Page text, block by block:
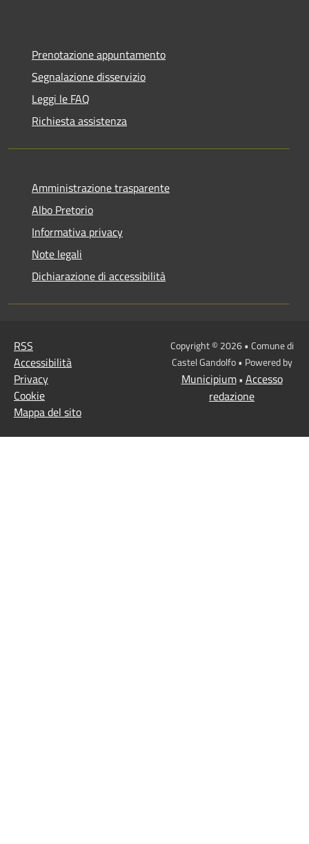
Prenotazione appuntamento
Segnalazione disservizio
Leggi le FAQ
Richiesta assistenza
Amministrazione trasparente
Albo Pretorio
Informativa privacy
Note legali
Dichiarazione di accessibilità
RSS
Accessibilità
Privacy
Cookie
Mappa del sito
Copyright © 2026 • Comune di
Castel Gandolfo • Powered by
Municipium• Accesso
redazione